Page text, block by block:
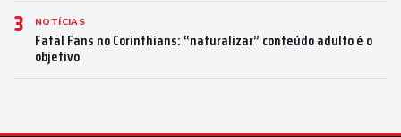
3 NOTÍCIAS
Fatal Fans no Corinthians: “naturalizar” conteúdo adulto é o
objetivo